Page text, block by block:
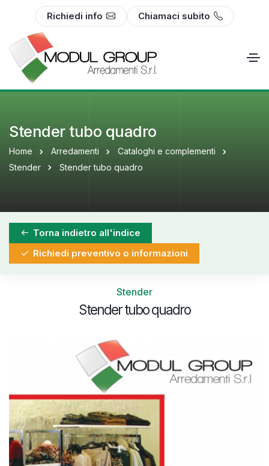
Richiedi info Chiamaci subito
Stender tubo quadro
Home Arredamenti
Cataloghi e complementi
Stender
Stender tubo quadro
Torna indietro all'indice
Richiedi preventivo o informazioni
Stender
Stender tubo quadro